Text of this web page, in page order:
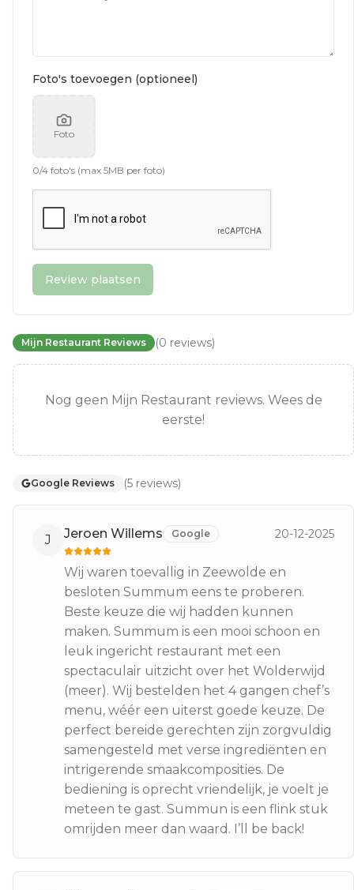
Foto's toevoegen (optioneel)
Foto
0/4 foto's (max 5MB per foto)
Review plaatsen
Mijn Restaurant Reviews (0 reviews)
Nog geen Mijn Restaurant reviews. Wees de
eerste!
Google Reviews (5 reviews)
J Jeroen Willems Google 20-12-2025
Wij waren toevallig in Zeewolde en
besloten Summum eens te proberen.
Beste keuze die wij hadden kunnen
maken. Summum is een mooi schoon en
leuk ingericht restaurant met een
spectaculair uitzicht over het Wolderwijd
(meer). Wij bestelden het 4 gangen chef’s
menu, wéér een uiterst goede keuze. De
perfect bereide gerechten zijn zorgvuldig
samengesteld met verse ingrediënten en
intrigerende smaakcomposities. De
bediening is oprecht vriendelijk, je voelt je
meteen te gast. Summun is een flink stuk
omrijden meer dan waard. I’ll be back!